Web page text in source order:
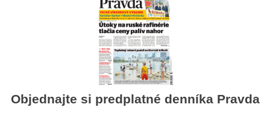
Objednajte si predplatné denníka Pravda